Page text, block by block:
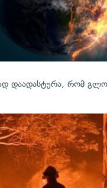
დაადასტურა, რომ